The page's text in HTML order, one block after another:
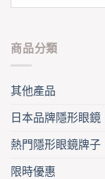
on
page
商品分類
其他產品
日本品牌隱形眼鏡
熱門隱形眼鏡牌子
限時優惠